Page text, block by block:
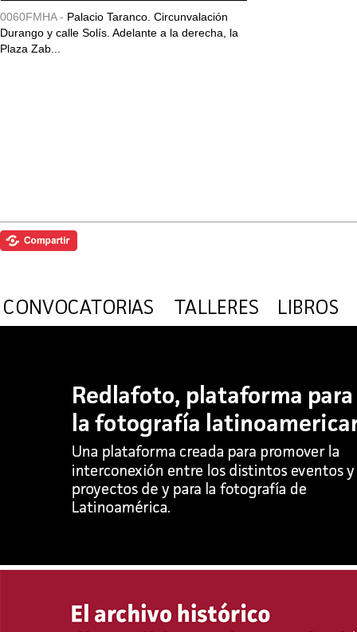
0060FMHA - Palacio Taranco. Circunvalación
Durango y calle Solís. Adelante a la derecha, la
Plaza Zab...